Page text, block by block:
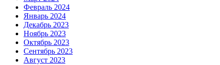
Февраль 2024
Январь 2024
Декабрь 2023
Ноябрь 2023
Октябрь 2023
Сентябрь 2023
Август 2023